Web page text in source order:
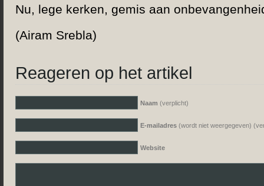
Nu, lege kerken, gemis aan
(Airam Srebla)
Reageren op het artikel
Naam (verplicht)
E-mailadres (wordt niet weergegeven)
Website